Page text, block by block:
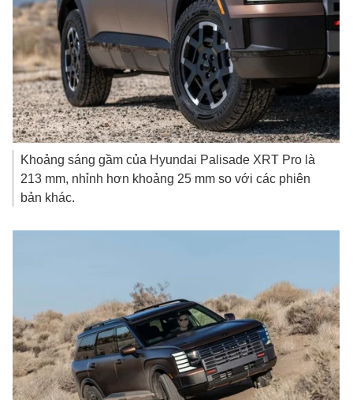
Khoảng sáng gầm của Hyundai Palisade XRT Pro là
213 mm, nhỉnh hơn khoảng 25 mm so với các phiên
bản khác.